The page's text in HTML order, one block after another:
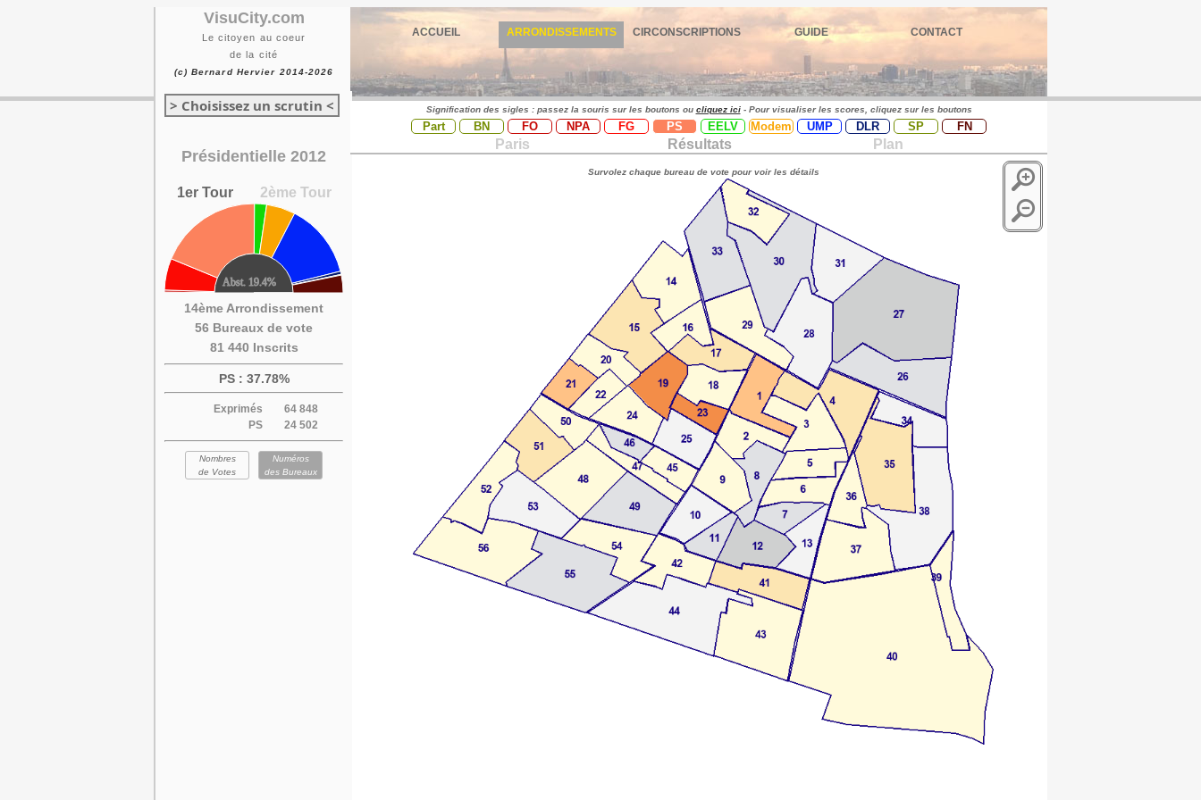
VisuCity.com
Le citoyen au coeur
de la cité
(c) Bernard Hervier 2014-2026
ACCUEIL ARRONDISSEMENTS CIRCONSCRIPTIONS GUIDE CONTACT
> Choisissez un scrutin <
Présidentielle 2012
1er Tour 2ème Tour
14ème Arrondissement
56 Bureaux de vote
81 440 Inscrits
PS : 37.78%
Exprimés
64 848
PS
24 502
Nombres
de Votes
Numéros
des Bureaux
Signification des sigles : passez la souris sur les boutons ou cliquez ici- Pour visualiser les scores, cliquez sur les boutons
Part BN FO NPA FG PS EELV Modem UMP DLR SP FN
Paris Résultats Plan
Survolez chaque bureau de vote pour voir les détails